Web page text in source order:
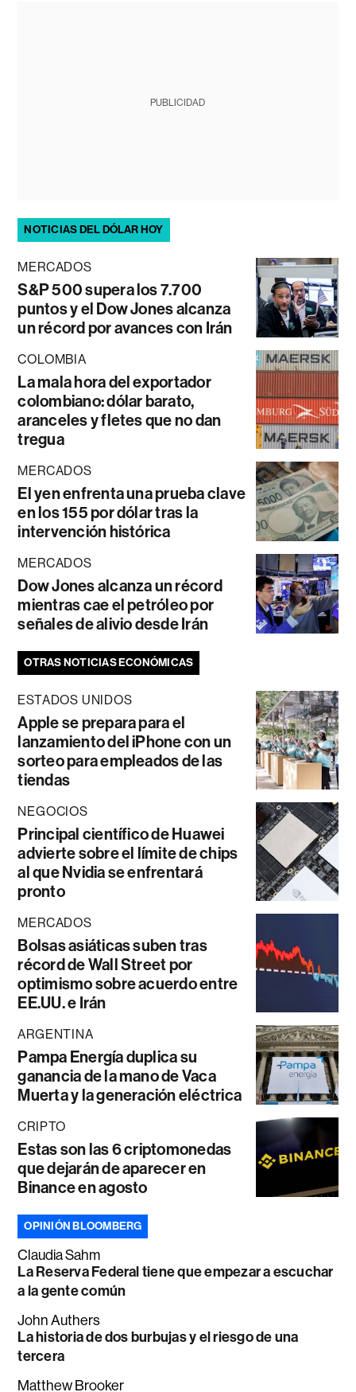
PUBLICIDAD
NOTICIAS DEL DÓLAR HOY
MERCADOS
S&P 500 supera los 7.700
puntos y el Dow Jones alcanza
un récord por avances con Irán
COLOMBIA
La mala hora del exportador
colombiano: dólar barato,
aranceles y fletes que no dan
tregua
MERCADOS
El yen enfrenta una prueba clave
en los 155 por dólar tras la
intervención histórica
MERCADOS
Dow Jones alcanza un récord
mientras cae el petróleo por
señales de alivio desde Irán
OTRAS NOTICIAS ECONÓMICAS
ESTADOS UNIDOS
Apple se prepara para el
lanzamiento del iPhone con un
sorteo para empleados de las
tiendas
NEGOCIOS
Principal científico de Huawei
advierte sobre el límite de chips
al que Nvidia se enfrentará
pronto
MERCADOS
Bolsas asiáticas suben tras
récord de Wall Street por
optimismo sobre acuerdo entre
EE.UU. e Irán
ARGENTINA
Pampa Energía duplica su
ganancia de la mano de Vaca
Muerta y la generación eléctrica
CRIPTO
Estas son las 6 criptomonedas
que dejarán de aparecer en
Binance en agosto
OPINIÓN BLOOMBERG
Claudia Sahm
La Reserva Federal tiene que empezar a escuchar
a la gente común
John Authers
La historia de dos burbujas y el riesgo de una
tercera
Matthew Brooker